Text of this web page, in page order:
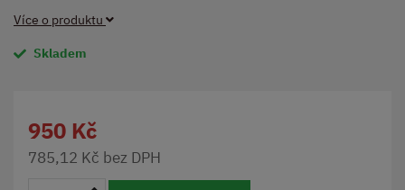
Více o produktu
Skladem
950 Kč
785,12 Kč bez DPH